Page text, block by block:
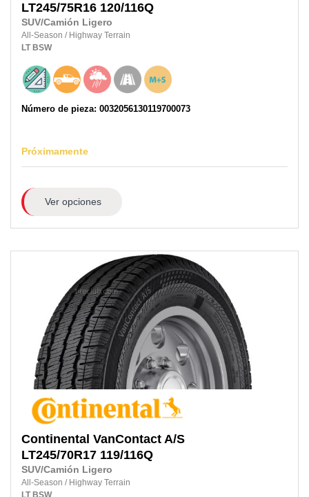
LT245/75R16 120/116Q
SUV/Camión Ligero
All-Season / Highway Terrain
LT BSW
Número de pieza: 0032056130119700073
Próximamente
Ver opciones
Continental VanContact A/S
LT245/70R17 119/116Q
SUV/Camión Ligero
All-Season / Highway Terrain